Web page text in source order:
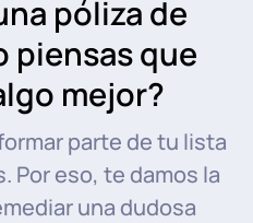
póliza de
piensas que
mejor?
parte de tu lista
Por eso, te damos la
una dudosa